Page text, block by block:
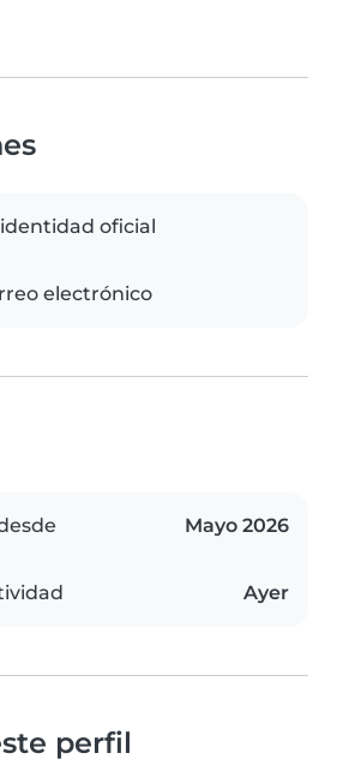
oficial
electrónico
Mayo 2026
Ayer
perfil